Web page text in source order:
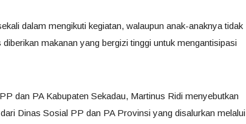
dalam mengikuti kegiatan, walaupun anak-anaknya tidak
makanan yang bergizi tinggi untuk mengantisipasi
dan PA Kabupaten Sekadau, Martinus Ridi menyebutkan
Dinas Sosial PP dan PA Provinsi yang disalurkan melalui